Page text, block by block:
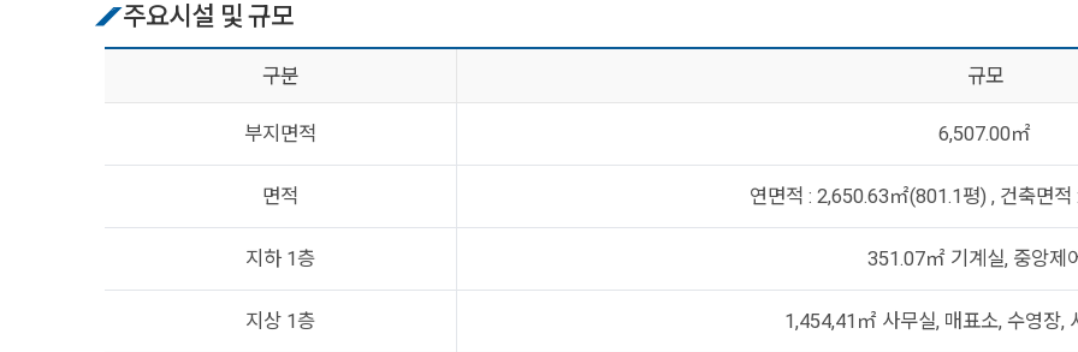
주요시설 및 규모
구분 규모
부지면적 6,507.00㎡
면적 연면적 : 2,650.63㎡(801.1평) , 건축면
지하 1층 351.07㎡ 기계실, 중앙제
지상 1층 1,454,41㎡ 사무실, 매표소, 수영장,